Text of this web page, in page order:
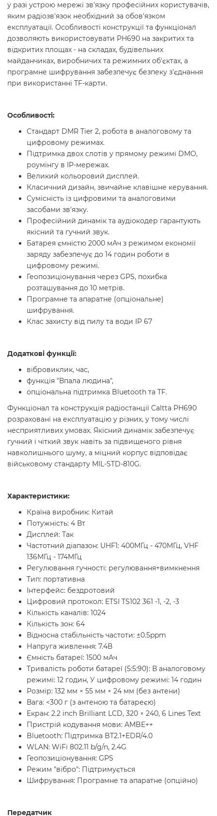
у разі устрою мережі зв'язку професійних користувачів,
яким радіозв'язок необхідний за обов'язком
експлуатації. Особливості конструкції та функціонал
дозволяють використовувати PH690 на закритих та
відкритих площах - на складах, будівельних
майданчиках, виробничих та режимних об'єктах, а
програмне шифрування забезпечує безпеку з'єднання
при використанні TF-карти.
Особливості:
Стандарт DMR Tier 2, робота в аналоговому та
цифровому режимах.
Підтримка двох слотів у прямому режимі DMO,
роумінгу в IP-мережах.
Великий кольоровий дисплей.
Класичний дизайн, звичайне клавішне керування.
Сумісність із цифровими та аналоговими
засобами зв'язку.
Професійний динамік та аудіокодер гарантують
якісний та гучний звук.
Батарея ємністю 2000 мАч з режимом економії
заряду забезпечує до 14 годин роботи в
цифровому режимі.
Геопозиціонування через GPS, похибка
розташування до 10 метрів.
Програмне та апаратне (опціональне)
шифрування.
Клас захисту від пилу та води IP 67
Додаткові функції:
вібровиклик, час,
функція "Впала людина",
опціональна підтримка Bluetooth та TF.
Функціонал та конструкція радіостанції Caltta PH690
розраховані на експлуатацію у різних, у тому числі
несприятливих умовах. Якісний динамік забезпечує
гучний і чіткий звук навіть за підвищеного рівня
навколишнього шуму, а міцний корпус відповідає
військовому стандарту MIL-STD-810G.
Характеристики:
Країна виробник: Китай
Потужність: 4 Вт
Дисплей: Так
Частотний діапазон: UHF1: 400МГц - 470МГц, VHF
136МГц - 174МГц
Регулювання гучності: регулювання+вимкнення
Тип: портативна
Інтерфейс: бездротовий
Цифровий протокол: ETSI TS102 361 -1, -2, -3
Кількість каналів: 1024
Кількість зон: 64
Відносна стабільність частоти: ±0.5ppm
Напруга живлення: 7.4В
Ємність батареї: 1500 мАч
Тривалість роботи батареї (5:5:90): В аналоговому
режимі: 12 годин, У цифровому режимі: 14 годин
Розмір: 132 мм × 55 мм × 24 мм (без антени)
Вага: <300 г (з антеною та батареєю)
Екран: 2.2 inch Brilliant LCD, 320 × 240, 6 Lines Text
Пристрій кодування мови: AMBE++
Bluetooth: Підтримка BT2.1+EDR/4.0
WLAN: WiFi 802.11 b/g/n, 2.4G
Геопозиціонування: GPS
Режим "вібро": Підтримується
Шифрування: Програмне та апаратне (опційно)
Передатчик